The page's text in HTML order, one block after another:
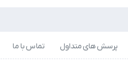
پرسش های متداول تماس با ما